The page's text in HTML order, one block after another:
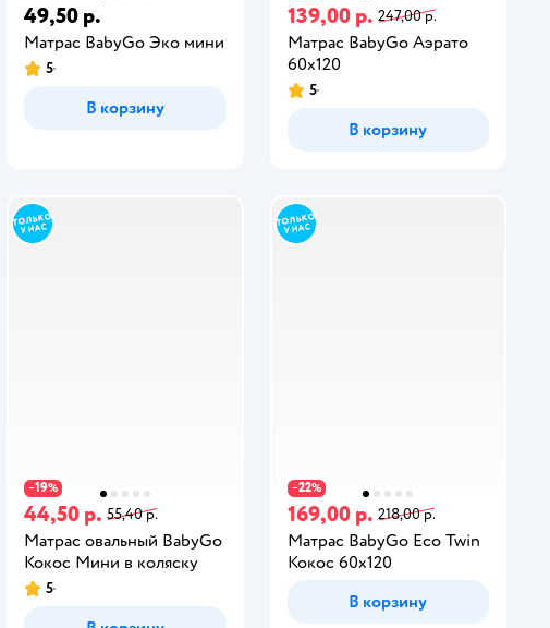
49,50 р.
Матрас BabyGo Эко мини
5
В корзину
139,00 р. 247,00 р.
Матрас BabyGo Аэрато
60х120
5
В корзину
−19%
44,50 р. 55,40 р.
Матрас овальный BabyGo
Кокос Мини в коляску
5
−22%
169,00 р. 218,00 р.
Матрас BabyGo Eco Twin
Кокос 60х120
В корзину